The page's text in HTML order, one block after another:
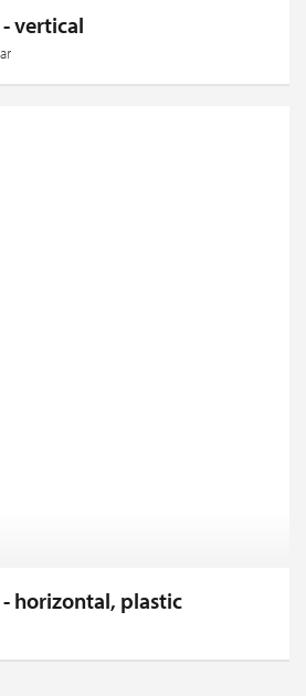
vertical
horizontal, plastic